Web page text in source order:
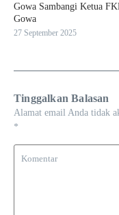
Gowa Sambangi Ketua
Gowa
27 September 2025
Tinggalkan Balasan
Alamat email Anda tidak
*